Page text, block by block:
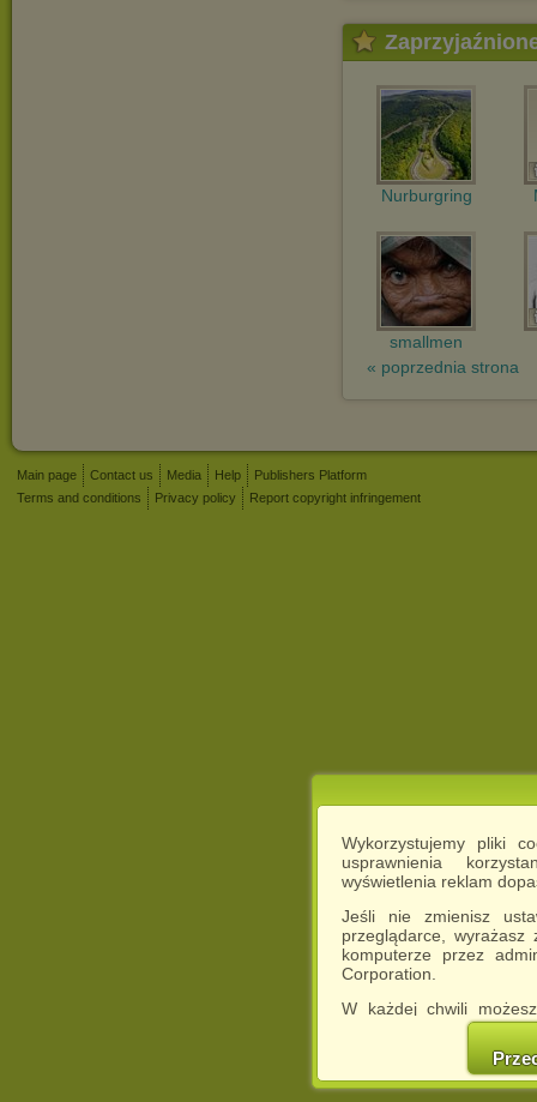
Wykorzystujemy pliki
usprawnienia
wyświetlenia reklam
Jeśli nie zmienisz
przeglądarce,
komputerze przez
Corporation.
W każdej chwili
cookies w swojej
w naszej
http://chomikuj.pl/
Nurburgring
smallmen
« poprzednia strona
Main page Contact us Media Help
Publishers Platform
Terms and conditions
Privacy policy Report copyright infringement